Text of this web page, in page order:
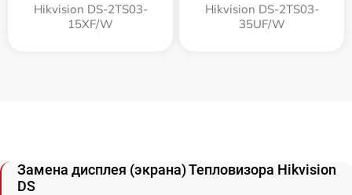
Hikvision DS-2TS03-
15XF/W
Hikvision DS-2TS03-
35UF/W
Замена дисплея (экрана) Тепловизора Hikvision
DS